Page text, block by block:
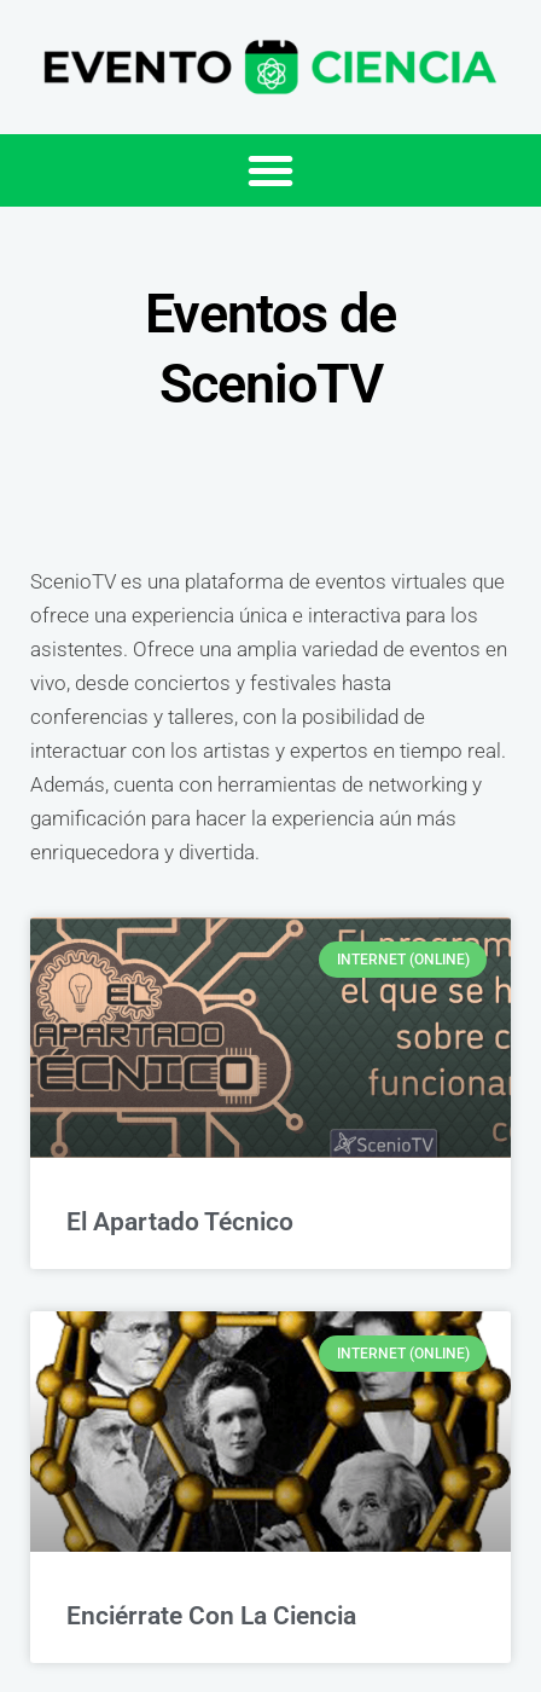
Eventos de
ScenioTV
ScenioTV es una plataforma de eventos virtuales que
ofrece una experiencia única e interactiva para los
asistentes. Ofrece una amplia variedad de eventos en
vivo, desde conciertos y festivales hasta
conferencias y talleres, con la posibilidad de
interactuar con los artistas y expertos en tiempo real.
Además, cuenta con herramientas de networking y
gamificación para hacer la experiencia aún más
enriquecedora y divertida.
INTERNET (ONLINE)
El Apartado Técnico
INTERNET (ONLINE)
Enciérrate Con La Ciencia